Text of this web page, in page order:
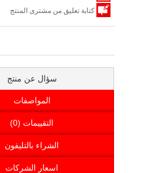
كتابة تعليق من مشترى المنتج
سؤال عن منتج
المواصفات
التقييمات (0)
الشراء بالتليفون
اسعار الشركات